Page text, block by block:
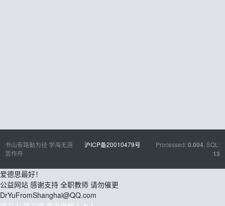
书山有路勤为径 学海无涯
苦作舟
沪ICP备20010479号 Processed: 0.004 , SQL:
13
爱德思最好！
公益网站 感谢支持 全职教师 请勿催更
DrYuFromShanghai@QQ.com